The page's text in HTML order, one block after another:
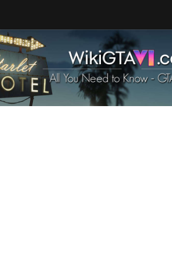
Startseite
GTA 6 Veröffentlichung
GTA 6 Karte
GTA 6 Fahrzeuge